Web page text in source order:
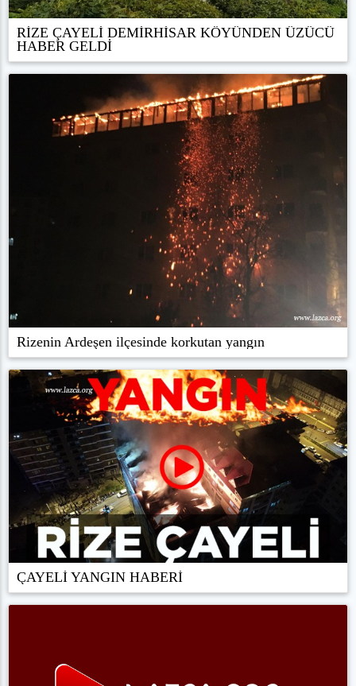
RİZE ÇAYELİ DEMİRHİSAR KÖYÜNDEN ÜZÜCÜ
HABER GELDİ
Rizenin Ardeşen ilçesinde korkutan yangın
ÇAYELİ YANGIN HABERİ